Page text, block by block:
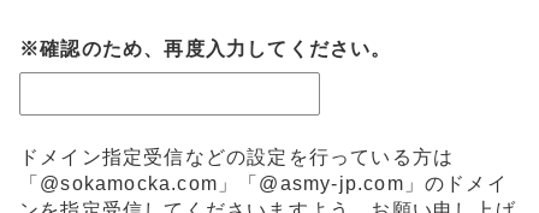
※確認のため、再度入力してください。
ドメイン指定受信などの設定を行っている方は
「@sokamocka.com」「@asmy-jp.com」のドメイ